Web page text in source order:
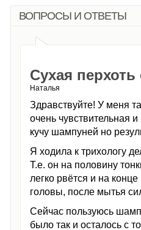
ВОПРОСЫ И ОТВЕТЫ
Сухая
Наталья
Здравствуйте! У меня
очень чувствительная
кучу шампуней но
Я ходила к трихологу
Т.е. он на половину
легко рвётся и на
головы, после мытья
Сейчас пользуюсь
было так и осталось с